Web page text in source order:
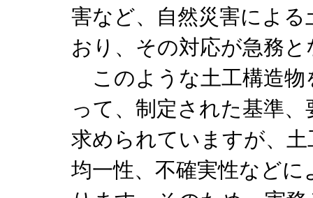
害など、自然災害によ
おり、その対応が急務
このような土工構造物
って、制定された基準
求められていますが、
均一性、不確実性など